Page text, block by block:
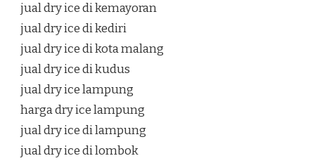
jual dry ice di kemayoran
jual dry ice di kediri
jual dry ice di kota malang
jual dry ice di kudus
jual dry ice lampung
harga dry ice lampung
jual dry ice di lampung
jual dry ice di lombok